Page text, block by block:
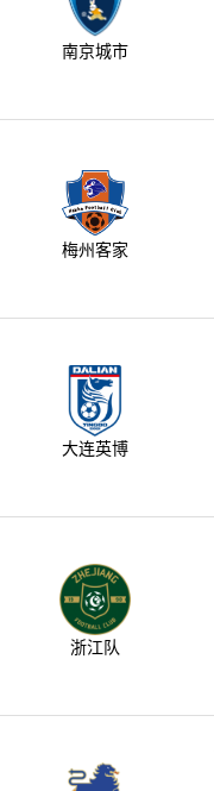
南京城市
梅州客家
大连英博
浙江队